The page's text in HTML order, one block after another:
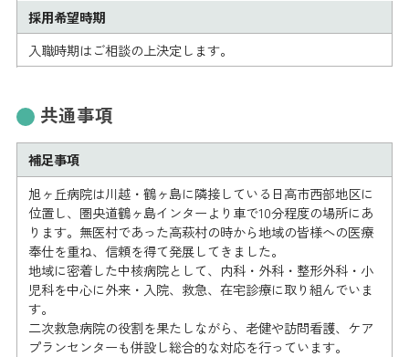
採用希望時期
入職時期はご相談の上決定します。
共通事項
補足事項
旭ヶ丘病院は川越・鶴ヶ島に隣接している日高市西部地区に
位置し、圏央道鶴ヶ島インターより車で10分程度の場所にあ
ります。無医村であった高萩村の時から地域の皆様への医療
奉仕を重ね、信頼を得て発展してきました。
地域に密着した中核病院として、内科・外科・整形外科・小
児科を中心に外来・入院、救急、在宅診療に取り組んでいま
す。
二次救急病院の役割を果たしながら、老健や訪問看護、ケア
プランセンターも併設し総合的な対応を行っています。